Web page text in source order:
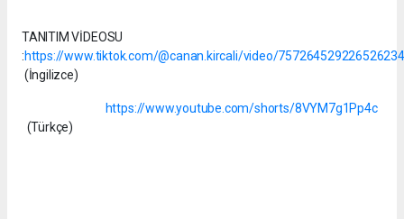
TANITIM VİDEOSU
:https://www.tiktok.com/@canan.kircali/video/
(İngilizce)
https://www.youtube.com/shorts/8VYM7g1Pp4c
(Türkçe)